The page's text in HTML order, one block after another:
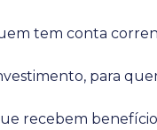
tem conta
para
recebem